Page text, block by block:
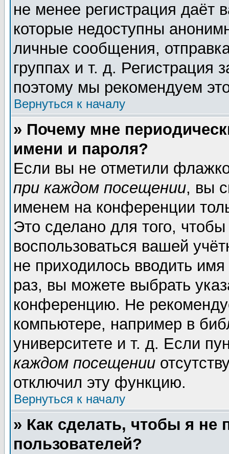
не менее регистрация даёт
которые недоступны
личные сообщения,
группах и т. д. Регистрация
поэтому мы рекомендуем
Вернуться к началу
» Почему мне
имени и пароля?
Если вы не отметили
при каждом посещении, вы
именем на конференции
Это сделано для того, чтобы
воспользоваться вашей
не приходилось вводить
раз, вы можете выбрать
конференцию. Не
компьютере, например в
университете и т. д. Если
каждом посещении
отключил эту функцию.
Вернуться к началу
» Как сделать, чтобы я не
пользователей?